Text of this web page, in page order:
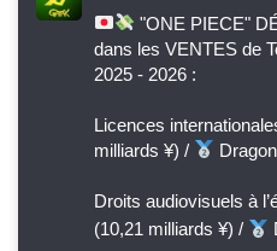
"ONE PIECE"
dans les VENTES de
2025 - 2026 :
Licences
milliards ¥) /
Droits audiovisuels à
(10,21 milliards ¥) /